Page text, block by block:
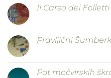
Il Carso dei Folletti
Pravljični Šumberk
Pot močvirskih